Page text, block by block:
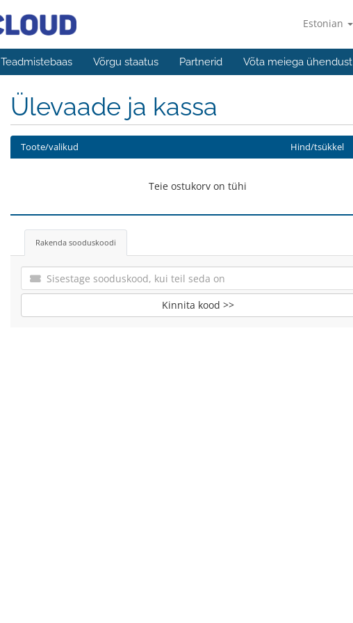
Estonian
Teadmistebaas Võrgu staatus Partnerid Võta meiega ühendust
Ülevaade ja kassa
Toote/valikud Hind/tsükkel
Teie ostukorv on tühi
Rakenda sooduskoodi
Kinnita kood >>